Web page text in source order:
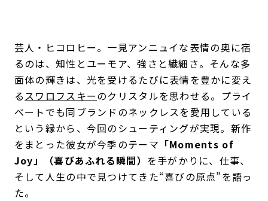
芸人・ヒコロヒー。一見アンニュイな表情の奥に宿
るのは、知性とユーモア、強さと繊細さ。そんな多
面体の輝きは、光を受けるたびに表情を豊かに変え
るスワロフスキーのクリスタルを思わせる。プライ
ベートでも同ブランドのネックレスを愛用している
という縁から、今回のシューティングが実現。新作
をまとった彼女が今季のテーマ 「Moments of
Joy」（喜びあふれる瞬間） を手がかりに、仕事、
そして人生の中で見つけてきた“喜びの原点”を語っ
た。